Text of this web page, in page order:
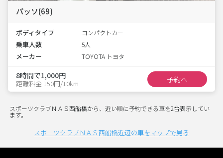
パッソ(69)
ボディタイプ コンパクトカー
乗車人数 5人
メーカー TOYOTA トヨタ
8時間で1,000円
距離料金 150円/10km 予約へ
スポーツクラブＮＡＳ西船橋から、近い順に予約できる車を2台表示してい
ます。
スポーツクラブＮＡＳ西船橋近辺の車をマップで見る